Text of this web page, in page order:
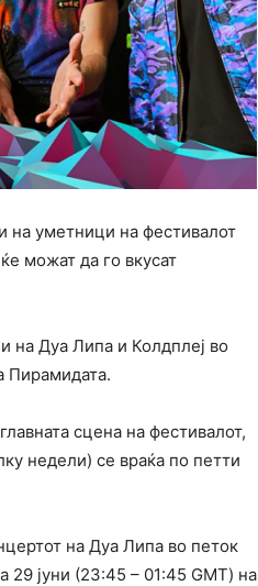
на уметници на фестивалот
можат да го вкусат
на Дуа Липа и Колдплеј во
Пирамидата.
сцена на фестивалот,
недели) се враќа по петти
на Дуа Липа во петок
29 јуни (23:45 – 01:45 GMT) на